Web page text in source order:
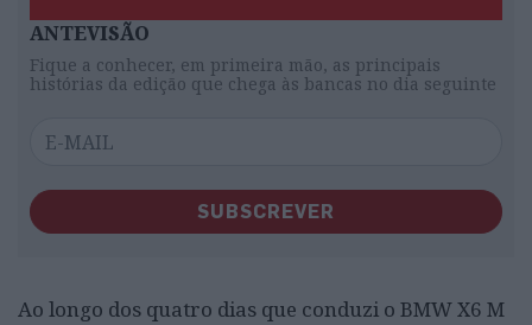
ANTEVISÃO
Fique a conhecer, em primeira mão, as principais
histórias da edição que chega às bancas no dia seguinte
SUBSCREVER
Ao longo dos quatro dias que conduzi o BMW X6 M